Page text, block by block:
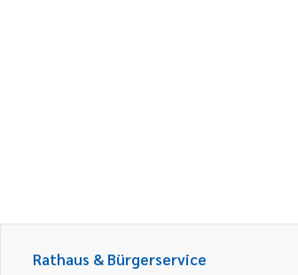
Rathaus & Bürgerservice